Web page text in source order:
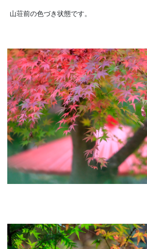
山荘前の色づき状態です。